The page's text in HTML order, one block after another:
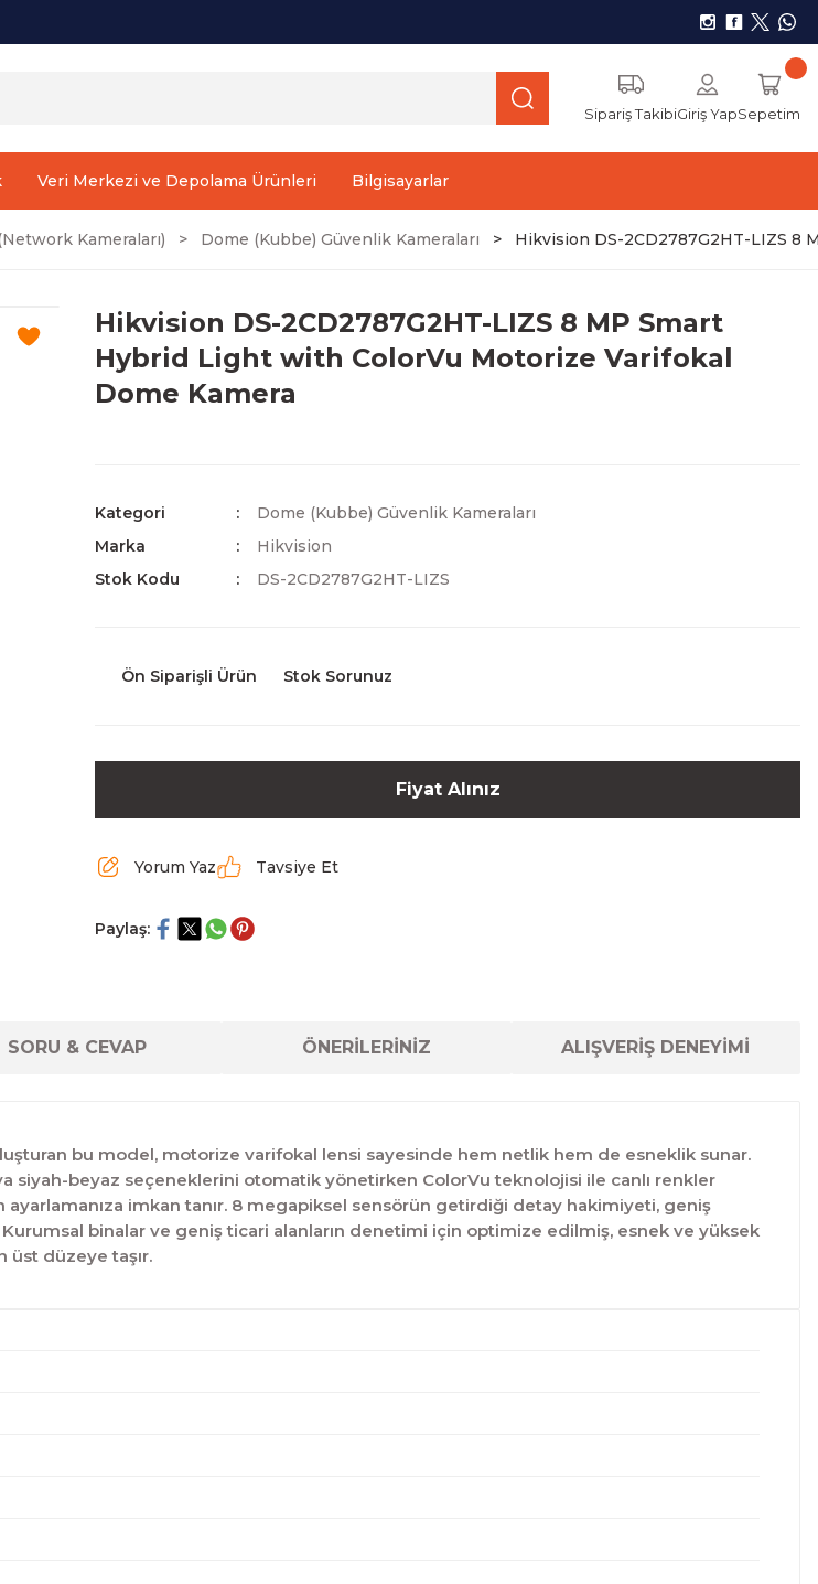
Sipariş TakibiGiriş YapSepetim
Veri Merkezi ve Depolama Ürünleri Bilgisayarlar
Kameraları) Dome (Kubbe) Güvenlik Kameraları Hikvision DS-2CD2787G2HT-LIZS 8
Hikvision DS-2CD2787G2HT-LIZS 8 MP Smart
Hybrid Light with ColorVu Motorize Varifokal
Dome Kamera
Kategori
Dome (Kubbe) Güvenlik Kameraları
Marka
Hikvision
Stok Kodu
DS-2CD2787G2HT-LIZS
Ön Siparişli Ürün Stok Sorunuz
Fiyat Alınız
Yorum Yaz Tavsiye Et
Paylaş:
SORU & CEVAP ÖNERİLERİNİZ ALIŞVERİŞ DENEYİMİ
bu model, motorize varifokal lensi sayesinde hem netlik hem de esneklik sunar.
siyah-beyaz seçeneklerini otomatik yönetirken ColorVu teknolojisi ile canlı renkler
ayarlamanıza imkan tanır. 8 megapiksel sensörün getirdiği detay hakimiyeti, geniş
binalar ve geniş ticari alanların denetimi için optimize edilmiş, esnek ve yüksek
üst düzeye taşır.